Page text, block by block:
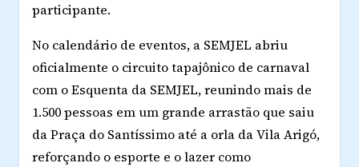
participante.
No calendário de eventos, a SEMJEL abriu
oficialmente o circuito tapajônico de carnaval
com oEsquenta da SEMJEL, reunindo mais de
1.500 pessoas em um grande arrastão que saiu
da Praça do Santíssimo até a orla da Vila Arigó,
reforçando o esporte e o lazer como